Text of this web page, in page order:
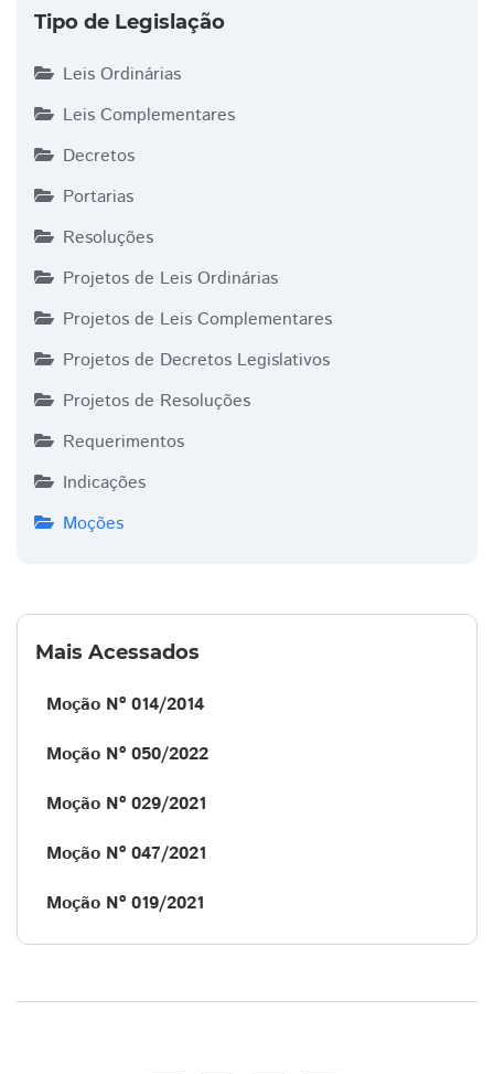
Tipo de Legislação
Leis Ordinárias
Leis Complementares
Decretos
Portarias
Resoluções
Projetos de Leis Ordinárias
Projetos de Leis Complementares
Projetos de Decretos Legislativos
Projetos de Resoluções
Requerimentos
Indicações
Moções
Mais Acessados
Moção Nº 014/2014
Moção Nº 050/2022
Moção Nº 029/2021
Moção Nº 047/2021
Moção Nº 019/2021